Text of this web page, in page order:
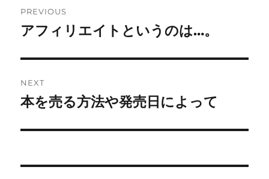
navigation
PREVIOUS
Previous
アフィリエイトというのは…。
NEXT
Next
本を売る方法や発売日によって